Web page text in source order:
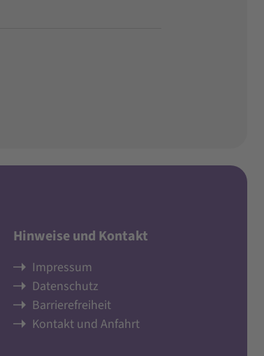
Hinweise und Kontakt
Impressum
Datenschutz
Barrierefreiheit
Kontakt und Anfahrt